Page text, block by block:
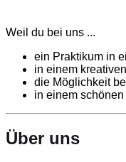
Weil du bei uns ...
ein Praktikum in
in einem
die Möglichkeit
in einem
Über uns